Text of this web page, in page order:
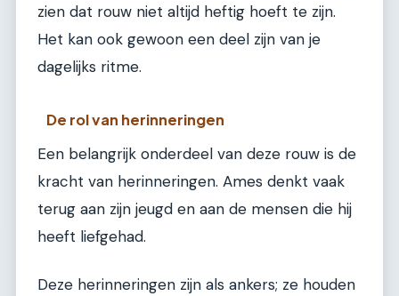
zien dat rouw niet altijd heftig hoeft te zijn.
Het kan ook gewoon een deel zijn van je
dagelijks ritme.
De rol van herinneringen
Een belangrijk onderdeel van deze rouw is de
kracht van herinneringen. Ames denkt vaak
terug aan zijn jeugd en aan de mensen die hij
heeft liefgehad.
Deze herinneringen zijn als ankers; ze houden